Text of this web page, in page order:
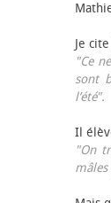
Je
"Ce
sont
l’été".
Il
"On